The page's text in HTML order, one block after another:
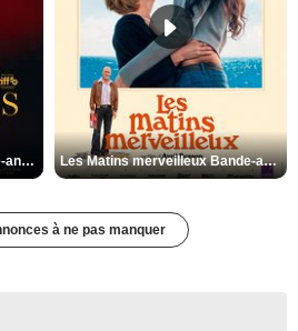
Les Silences de Riyad Bande-annonce VO STFR Les Matins merveilleux Bande-annonce VF
à ne pas manquer